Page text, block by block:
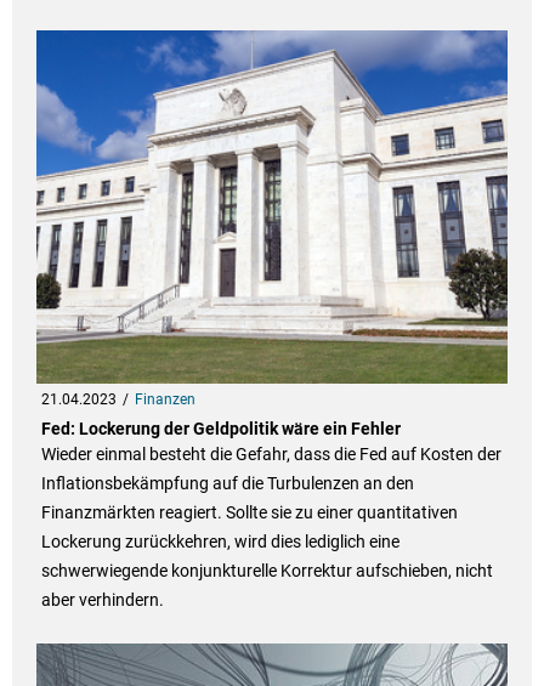
21.04.2023 Finanzen
Fed: Lockerung der Geldpolitik wäre ein Fehler
Wieder einmal besteht die Gefahr, dass die Fed auf Kosten der
Inflationsbekämpfung auf die Turbulenzen an den
Finanzmärkten reagiert. Sollte sie zu einer quantitativen
Lockerung zurückkehren, wird dies lediglich eine
schwerwiegende konjunkturelle Korrektur aufschieben, nicht
aber verhindern.